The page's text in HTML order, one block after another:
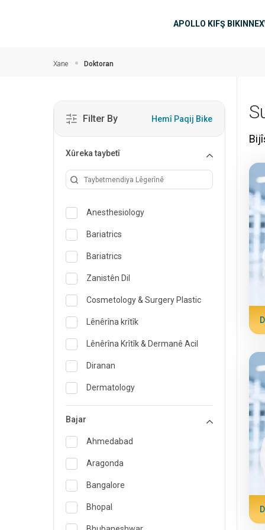
APOLLO KIFŞ BIKIN
Xane Doktoran
Filter By Hemî Paqij Bike
Xûreka taybetî
Anesthesiology
Bariatrics
Bariatrics
Zanistên Dil
Cosmetology & Surgery Plastic
Lênêrîna krîtîk
Lênêrîna Krîtîk & Dermanê Acil
Diranan
Dermatology
Diyabetê
ENT
Pisporê Pizîşkiya Malbatê
Gastroenterolojî & Hepatolojî
Bajar
Ahmedabad
Aragonda
Bangalore
Bhopal